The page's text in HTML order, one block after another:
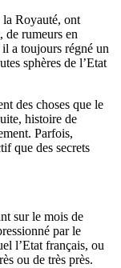
la Royauté, ont
de rumeurs en
a toujours régné un
sphères de l’Etat
des choses que le
histoire de
Parfois,
que des secrets
sur le mois de
par le
l’Etat français, ou
ou de très près.